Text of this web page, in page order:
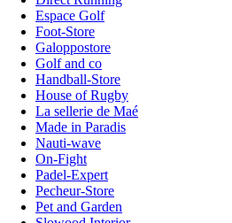
Espace Golf
Foot-Store
Galoppostore
Golf and co
Handball-Store
House of Rugby
La sellerie de Maé
Made in Paradis
Nauti-wave
On-Fight
Padel-Expert
Pecheur-Store
Pet and Garden